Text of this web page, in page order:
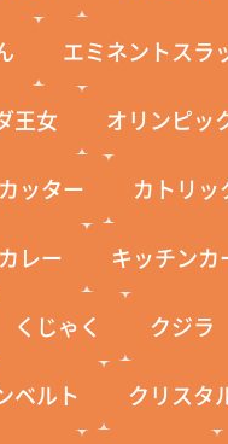
エミネントスラ
王女 オリンピッ
カッター カトリッ
カレー キッチンカ
くじゃく クジラ
ベルト クリスタ